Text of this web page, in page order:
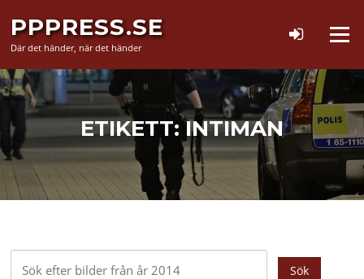
innehåll
PPPRESS.SE
Där det händer, när det händer
Meny
ETIKETT:INTIMAN
Sök